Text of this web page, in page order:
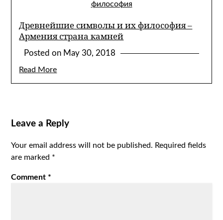
Древнейшие символы и их философия –
Армения страна камней
Posted on May 30, 2018
Read More
Leave a Reply
Your email address will not be published. Required fields
are marked *
Comment *